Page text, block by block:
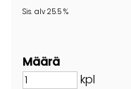
Sis. alv 25.5 %
Määrä
kpl